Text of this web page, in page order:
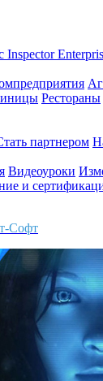
Inspector
Рестораны
партнером
Видеоуроки
и
Софт